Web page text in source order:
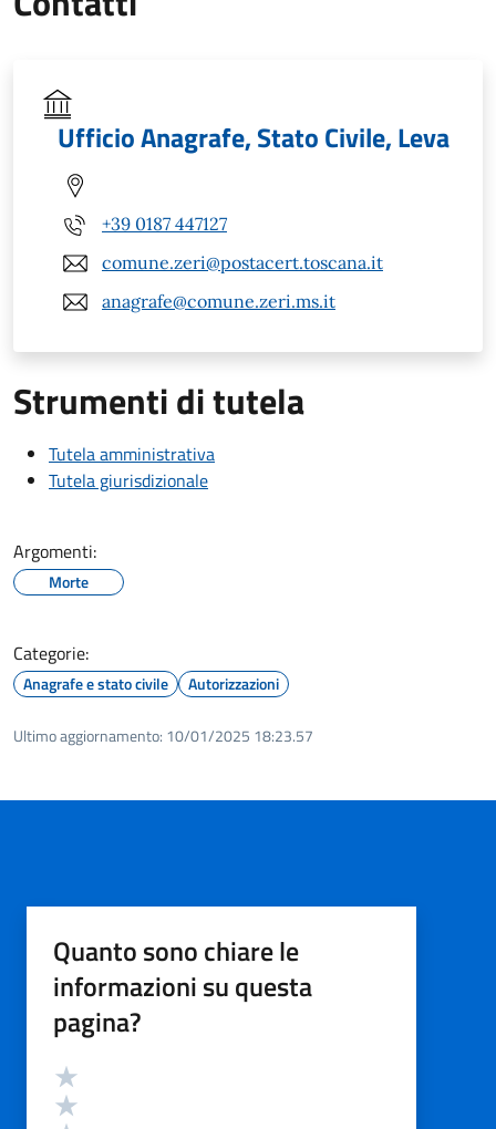
Ufficio Anagrafe, Stato Civile, Leva
+39 0187 447127
comune.zeri@postacert.toscana.it
anagrafe@comune.zeri.ms.it
Strumenti di tutela
Tutela amministrativa
Tutela giurisdizionale
Argomenti:
Morte
Categorie:
Anagrafe e stato civile Autorizzazioni
Ultimo aggiornamento: 10/01/2025 18:23.57
Quanto sono chiare le
informazioni su questa
pagina?
Valutazione